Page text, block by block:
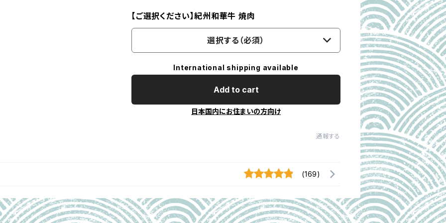
【ご選択ください】紀州和華牛 焼肉
選択する（必須）
International shipping available
Add to cart
日本国内にお住まいの方向け
通報する
(169)